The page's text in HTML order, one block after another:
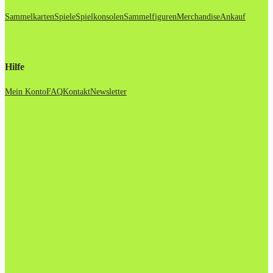
SammelkartenSpieleSpielkonsolenSammelfigurenMerchandiseAnkauf
Hilfe
Mein KontoFAQKontaktNewsletter